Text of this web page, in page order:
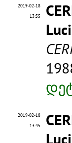
2019-02-18
13:55
2019-02-18
13:45